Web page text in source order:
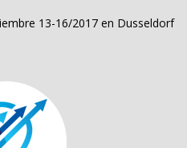
13-16/2017 en Dusseldorf